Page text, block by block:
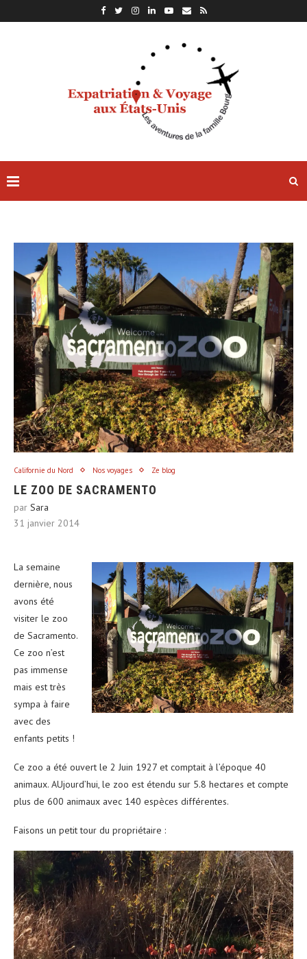
Californie du Nord Nos voyages Ze blog
LE ZOO DE SACRAMENTO
par Sara
31 janvier 2014
La semaine
dernière, nous
avons été
visiter le zoo
de Sacramento.
Ce zoo n’est
pas immense
mais est très
sympa à faire
avec des
enfants petits !
Ce zoo a été ouvert le 2 Juin 1927 et comptait à l’époque 40
animaux. AUjourd’hui, le zoo est étendu sur 5.8 hectares et compte
plus de 600 animaux avec 140 espèces différentes.
Faisons un petit tour du propriétaire :